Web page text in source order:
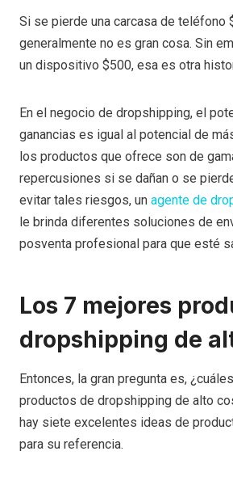
Si se pierde una carcasa de teléfono
generalmente no es gran cosa. Sin
un dispositivo $500, esa es otra
En el negocio de dropshipping, el
ganancias es igual al potencial de
los productos que ofrece son de
repercusiones si se dañan o se
evitar tales riesgos, un agente de
le brinda diferentes soluciones de
posventa profesional para que esté
Los 7 mejores
dropshipping de
Entonces, la gran pregunta es,
productos de dropshipping de alto
hay siete excelentes ideas de
para su referencia.